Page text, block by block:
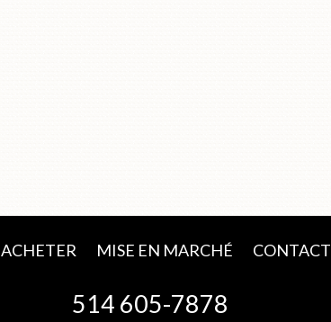
ACHETER MISE EN MARCHÉ CONTACT
514 605-7878